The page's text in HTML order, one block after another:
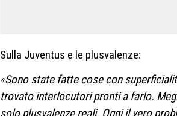
Sulla Juventus e le plusvalenze:
«Sono state fatte cose con
trovato interlocutori pronti a farlo.